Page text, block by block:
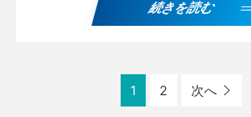
続きを読む
1 2 次へ